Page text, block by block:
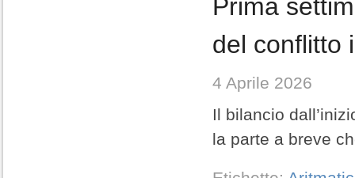
Prima
del conflitto
4 Aprile 2026
Il bilancio
la parte a breve